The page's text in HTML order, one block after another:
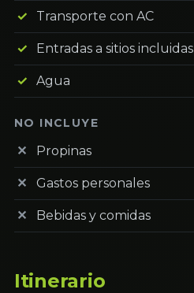
Transporte con AC
Entradas a sitios incluidas
Agua
NO INCLUYE
Propinas
Gastos personales
Bebidas y comidas
Itinerario